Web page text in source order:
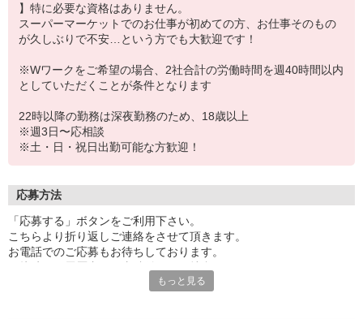
】特に必要な資格はありません。
スーパーマーケットでのお仕事が初めての方、お仕事そのもの
が久しぶりで不安…という方でも大歓迎です！
※Wワークをご希望の場合、2社合計の労働時間を週40時間以内
としていただくことが条件となります
22時以降の勤務は深夜勤務のため、18歳以上
※週3日〜応相談
※土・日・祝日出勤可能な方歓迎！
応募方法
「応募する」ボタンをご利用下さい。
こちらより折り返しご連絡をさせて頂きます。
お電話でのご応募もお待ちしております。
もっと見る